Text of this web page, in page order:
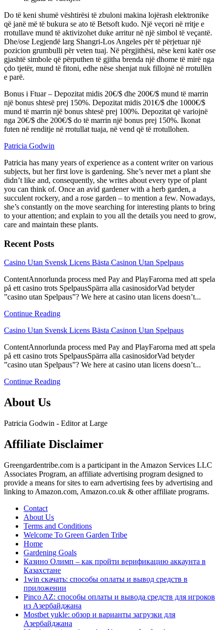
Do të keni shumë vështirësi të zbuloni makina lojërash elektronike
që janë më të bukura se ato të Betsoft kudo. Një veçori në rritje e
rrotullave mund të aktivizohet duke arritur në një simbol të veçantë.
Dhe/ose Legjendë larg Shangri-Los Angeles për të përjetuar një
pozicion grumbulli për veten tuaj. Në përgjithësi, nëse keni katër ose
gjashtë simbole që përputhen të gjitha brenda një dhome të mirë nga
çdo tjetër, mund të fitoni, edhe nëse shenjat nuk fillojnë në rrotullën
e parë.
Bonus i Ftuar – Depozitat midis 20€/$ dhe 200€/$ mund të marrin
një bonus shtesë prej 150%. Depozitat midis 201€/$ dhe 1000€/$
mund të marrin një bonus shtesë prej 100%. Depozitat që variojnë
nga 20€/$ dhe 200€/$ do të marrin një bonus prej 150%. Ikonat
futen në renditje në rrotullat tuaja, në vend që të rrotullohen.
Patricia Godwin
Patricia has many years of experience as a content writer on various
subjects, but her first love is gardening. She’s never met a plant she
didn’t like and, consequently, she writes about every type of plant
you can think of. Once an avid gardener with a herb garden, a
succulent rockery, and a rose garden – to mention a few. Nowadays,
she’s constantly on the move searching for interesting plants to bring
to your attention; and explain to you all the details you need to grow,
care and maintain these plants.
Recent Posts
link
Casino
Utan
Svensk
Bästa
Utan
Casino Utan Svensk Licens Bästa Casinon Utan Spelpaus
ContentAnnorlunda process med Pay and PlayFarorna med att spela
på ett casino trots SpelpausSpärra alla casinosidorVad betyder
”casino utan Spelpaus”? We here at casino utan licens doesn’t...
Continue Reading
link
Casino
Utan
Svensk
Bästa
Utan
Casino Utan Svensk Licens Bästa Casinon Utan Spelpaus
ContentAnnorlunda process med Pay and PlayFarorna med att spela
på ett casino trots SpelpausSpärra alla casinosidorVad betyder
”casino utan Spelpaus”? We here at casino utan licens doesn’t...
Continue Reading
About Us
Patricia Godwin - Editor at Large
Affiliate Disclaimer
Greengardentribe.com is a participant in the Amazon Services LLC
Associates Program, an affiliate advertising program designed to
provide a means for sites to earn advertising fees by advertising and
linking to Amazon.com, Amazon.co.uk & other affiliate programs.
Contact
About Us
Terms and Conditions
Welcome To Green Garden Tribe
Home
Gardening Goals
Казино Олимп – как пройти верификацию аккаунта в
Казахстане
1win скачать: способы оплаты и вывод средств в
приложении
Pinco AZ: способы оплаты и вывода средств для игроков
из Азербайджана
Mostbet yukle: обзор и варианты загрузки для
Азербайджана